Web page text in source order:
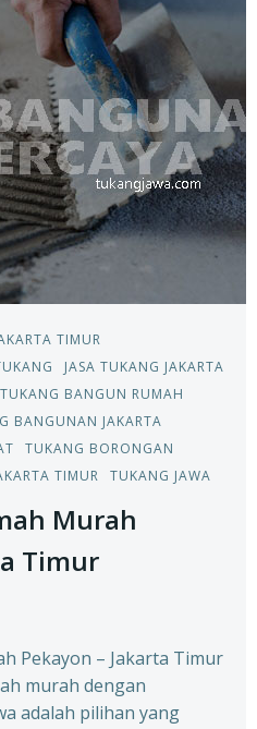
TIMUR
JASA TUKANG JAKARTA
TUKANG BANGUN RUMAH
BANGUNAN JAKARTA
TUKANG BORONGAN
TIMUR TUKANG JAWA
Murah
Timur
Pekayon – Jakarta Timur
murah dengan
adalah pilihan yang